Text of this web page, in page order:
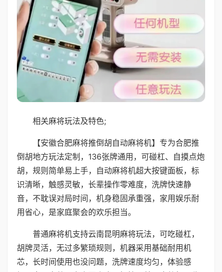
相关麻将玩法及特色;
【安徽合肥麻将推倒胡自动麻将机】专为合肥推
倒胡地方玩法定制，136张牌通用，可碰杠、自摸点炮
胡，规则简单易上手，自动麻将机超大按键面板，标
识清晰，触感灵敏，长辈操作零难度，洗牌快速静
音，不耽误对局时间，机身稳固承重强，家用娱乐耐
用省心，是家庭聚会的欢乐担当。
普通麻将机支持云南昆明麻将玩法，可吃碰杠，
胡牌灵活，无过多繁琐规则，机器采用基础耐用机
芯，长时间使用也没问题，洗牌速度均匀，体验感